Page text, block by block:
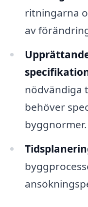
ritningarna
av
nödvändiga
behöver
byggnormer.